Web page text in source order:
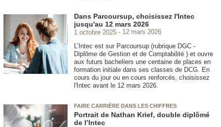
Dans Parcoursup, choisissez l'Intec
jusqu'au 12 mars 2026
1 octobre 2025
12 mars 2026
L’Intec est sur Parcoursup (rubrique DGC -
Diplôme de Gestion et de Comptabilité ) et ouvre
aux futurs bacheliers une centaine de places en
formation initiale dans ses classes de DCG. En
cours du jour ou en cours renforcés, choisissez
l'Intec avant le 12 mars 2026.
FAIRE CARRIÈRE DANS LES CHIFFRES
Portrait de Nathan Krief, double diplômé
de l’Intec